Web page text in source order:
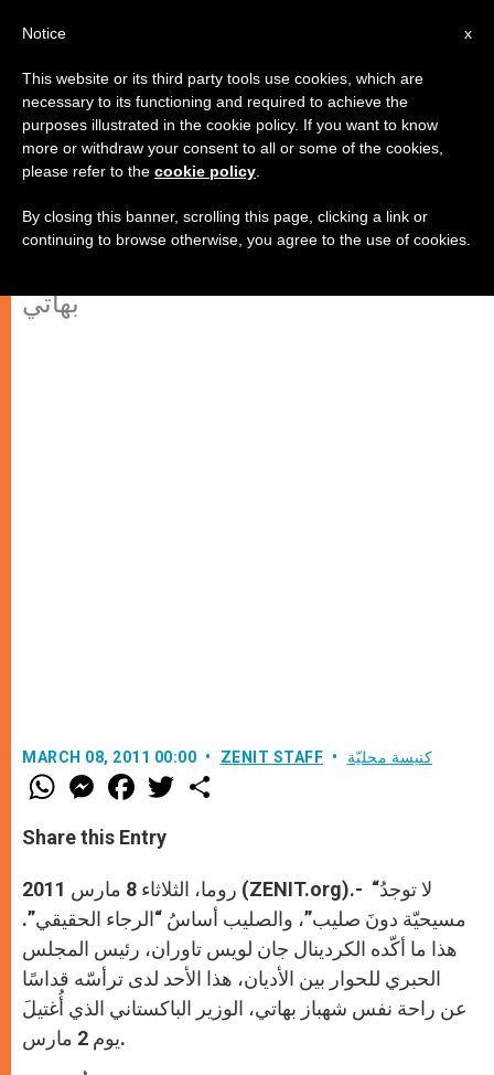
الكاردينال تاوران: "لا توجدُ مسيحية
دون صليب"
بهاتي
MARCH 08, 2011 00:00 ZENIT STAFF كنيسة محليّة
W
h
t
s
p
p
M
e
s
e
g
e
F
a
e
b
o
k
w
r
Share this Entry
روما، الثلاثاء 8 مارس 2011 (ZENIT.org).- “لا توجدُ
مسيحيّة دونَ صليب”، والصليب أساسُ “الرجاء الحقيقي”.
هذا ما أكّده الكردينال جان لويس تاوران، رئيس المجلس
الحبري للحوار بين الأديان، هذا الأحد لدى ترأسّه قداسًا
عن راحة نفس شهباز بهاتي، الوزير الباكستاني الذي أُغتيلَ
يوم 2 مارس.
x
Notice
This website or its third party tools use cookies, which are
necessary to its functioning and required to achieve the
purposes illustrated in the cookie policy. If you want to know
more or withdraw your consent to all or some of the cookies,
please refer to the cookie policy
By closing this banner, scrolling this page, clicking a link or
continuing to browse otherwise, you agree to the use of cookies.